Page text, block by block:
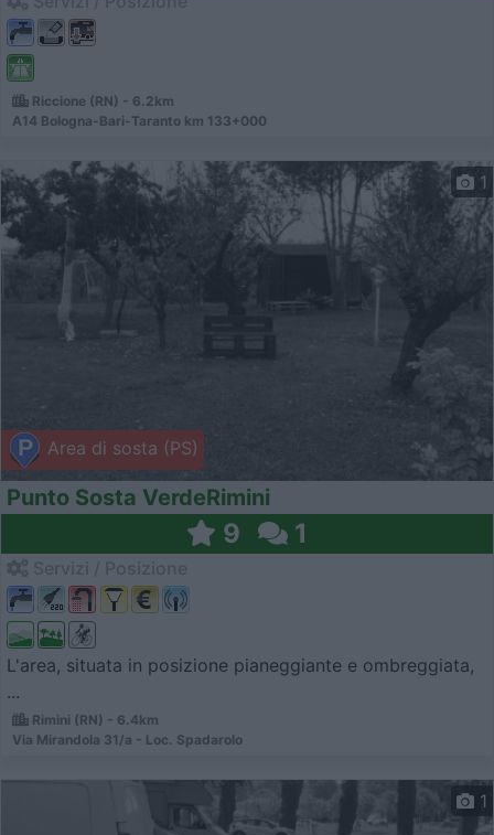
Riccione (RN) - 6.2km
A14 Bologna-Bari-Taranto km 133+000
Area di sosta (PS)
1
Punto Sosta VerdeRimini
9 1
L'area, situata in posizione pianeggiante e ombreggiata,
...
Rimini (RN) - 6.4km
Via Mirandola 31/a - Loc. Spadarolo
1